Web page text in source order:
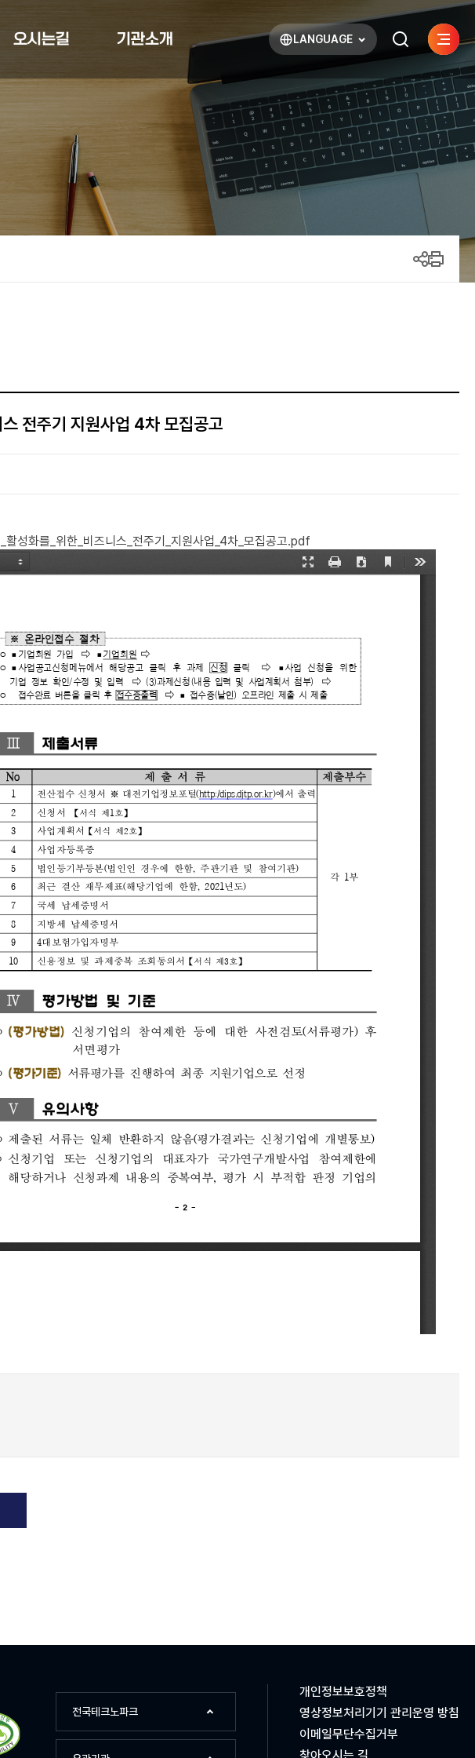
오시는길 기관소개 LANGUAGE
열기 검색하기
사이트
열기
전주기 지원사업 4차 모집공고
활성화를_위한_비즈니스_전주기_지원사업_4차_모집공고.pdf
전국테크노파크
개인정보보호정책
영상정보처리기기 관리운영 방침
이메일무단수집거부